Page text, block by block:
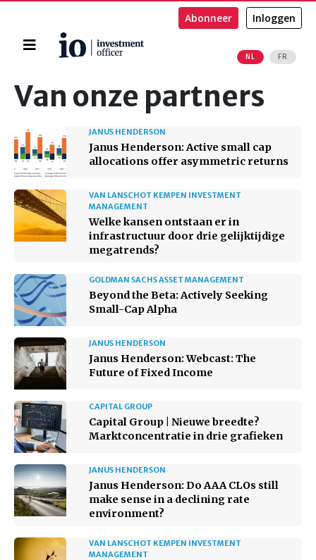
Home
NL FR
Abonneer Inloggen
Van onze partners
JANUS HENDERSON
Janus Henderson: Active small cap
allocations offer asymmetric returns
VAN LANSCHOT KEMPEN INVESTMENT
MANAGEMENT
Welke kansen ontstaan er in
infrastructuur door drie gelijktijdige
megatrends?
GOLDMAN SACHS ASSET MANAGEMENT
Beyond the Beta: Actively Seeking
Small-Cap Alpha
JANUS HENDERSON
Janus Henderson: Webcast: The
Future of Fixed Income
CAPITAL GROUP
Capital Group | Nieuwe breedte?
Marktconcentratie in drie grafieken
JANUS HENDERSON
Janus Henderson: Do AAA CLOs still
make sense in a declining rate
environment?
VAN LANSCHOT KEMPEN INVESTMENT
MANAGEMENT